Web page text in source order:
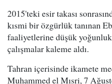
2015'teki esir takası
kısmi bir özgürlük tanınan
faaliyetlerine düşük
çalışmalar kaleme aldı.
Tahran içerisinde ikamete
Muhammed el Mısri, 7